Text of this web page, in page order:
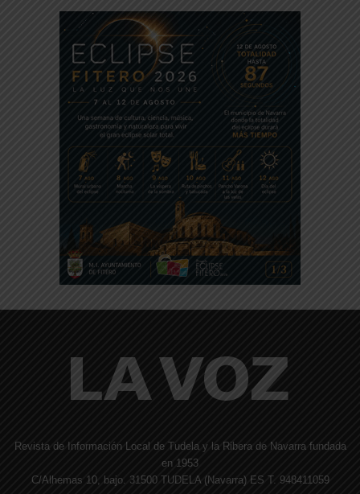
Revista de Información Local de Tudela y la Ribera de Navarra fundada
en 1953
C/Alhemas 10, bajo. 31500 TUDELA (Navarra) ES T. 948411059